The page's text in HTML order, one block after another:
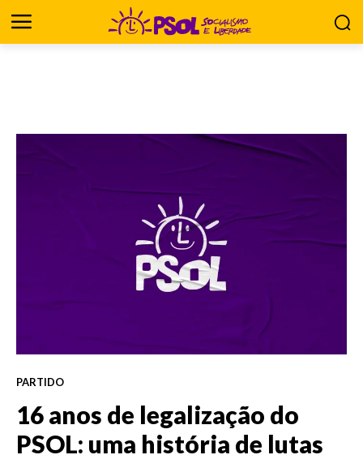
PARTIDO
16 anos de legalização do
PSOL: uma história de lutas